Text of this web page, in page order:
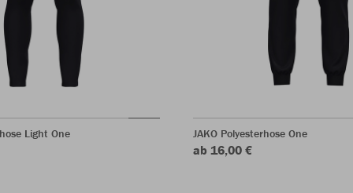
Light One JAKO Polyesterhose One
ab 16,00 €